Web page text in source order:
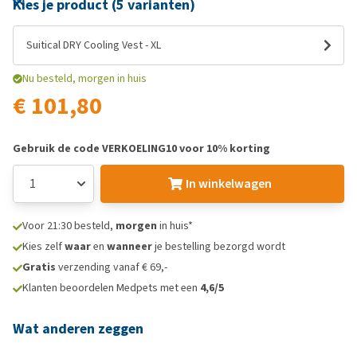
Kies je product (5 varianten)
Suitical DRY Cooling Vest - XL
Nu besteld, morgen in huis
€ 101,80
Gebruik de code VERKOELING10 voor 10% korting
In winkelwagen
Voor 21:30 besteld, morgen in huis*
Kies zelfwaaren wanneerje bestelling bezorgd wordt
Gratis verzending vanaf € 69,-
Klanten beoordelen Medpets met een 4,6/5
Wat anderen zeggen